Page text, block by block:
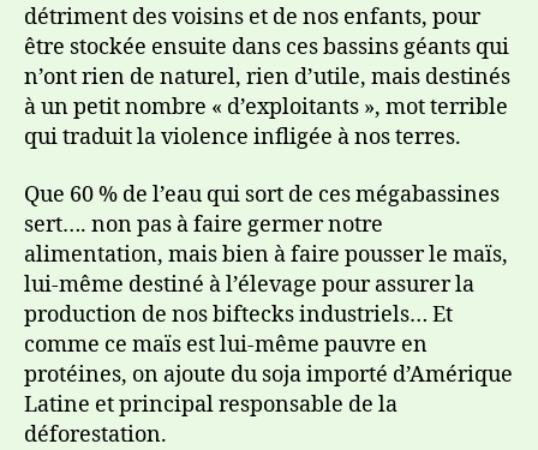
détriment des voisins et de nos enfants, pour
être stockée ensuite dans ces bassins géants qui
n’ont rien de naturel, rien d’utile, mais destinés
à un petit nombre « d’exploitants », mot terrible
qui traduit la violence infligée à nos terres.
Que 60 % de l’eau qui sort de ces mégabassines
sert…. non pas à faire germer notre
alimentation, mais bien à faire pousser le maïs,
lui-même destiné à l’élevage pour assurer la
production de nos biftecks industriels… Et
comme ce maïs est lui-même pauvre en
protéines, on ajoute du soja importé d’Amérique
Latine et principal responsable de la
déforestation.